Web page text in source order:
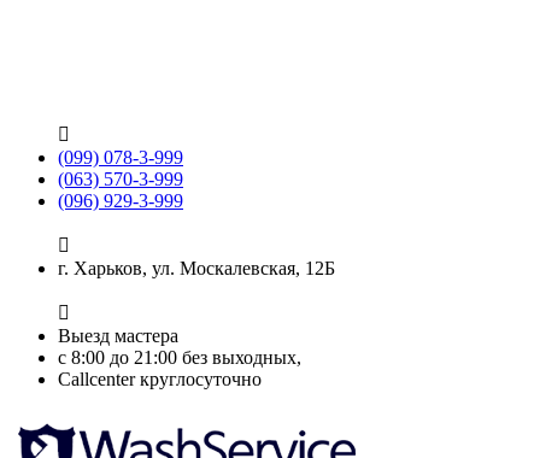

(099) 078-3-999
(063) 570-3-999
(096) 929-3-999

г. Харьков, ул. Москалевская, 12Б

Выезд мастера
с 8:00 до 21:00 без выходных,
Callcenter круглосуточно